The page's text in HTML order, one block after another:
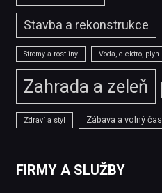
Stavba a rekonstrukce
Stromy a rostliny Voda, elektro, plyn
Zahrada a zeleň
Zdraví a styl Zábava a volný čas
FIRMY A SLUŽBY